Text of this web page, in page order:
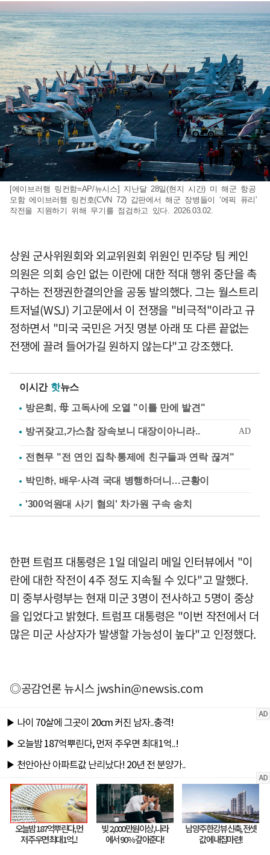
[에이브러햄 링컨함=AP/뉴시스] 지난달 28일(현지 시간) 미 해군 항공
모함 에이브러햄 링컨호(CVN 72) 갑판에서 해군 장병들이 ‘에픽 퓨리'
작전을 지원하기 위해 무기를 점검하고 있다. 2026.03.02.
상원 군사위원회와 외교위원회 위원인 민주당 팀 케인
의원은 의회 승인 없는 이란에 대한 적대 행위 중단을 촉
구하는 전쟁권한결의안을 공동 발의했다. 그는 월스트리
트저널(WSJ) 기고문에서 이 전쟁을 "비극적"이라고 규
정하면서 "미국 국민은 거짓 명분 아래 또 다른 끝없는
전쟁에 끌려 들어가길 원하지 않는다"고 강조했다.
이시간 핫뉴스
방은희, 母 고독사에 오열 "이틀 만에 발견"
전현무 "전 연인 집착·통제에 친구들과 연락 끊겨"
박민하, 배우·사격 국대 병행하더니…근황이
'300억원대 사기 혐의' 차가원 구속 송치
한편 트럼프 대통령은 1일 데일리 메일 인터뷰에서 "이
란에 대한 작전이 4주 정도 지속될 수 있다"고 말했다.
미 중부사령부는 현재 미군 3명이 전사하고 5명이 중상
을 입었다고 밝혔다. 트럼프 대통령은 "이번 작전에서 더
많은 미군 사상자가 발생할 가능성이 높다"고 인정했다.
◎공감언론 뉴시스jwshin@newsis.com